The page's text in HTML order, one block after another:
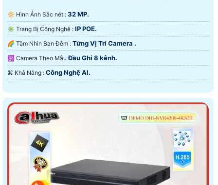
🔆 Hình Ảnh Sắc nét : 32 MP.
✳️ Trang Bị Công Nghệ : IP POE.
🌈 Tầm Nhìn Ban Đêm : Từng Vị Trí Camera .
🕉️ Camera Theo MẫuĐầu Ghi 8 kênh.
️⌘ Khả Năng : Công Nghệ AI.